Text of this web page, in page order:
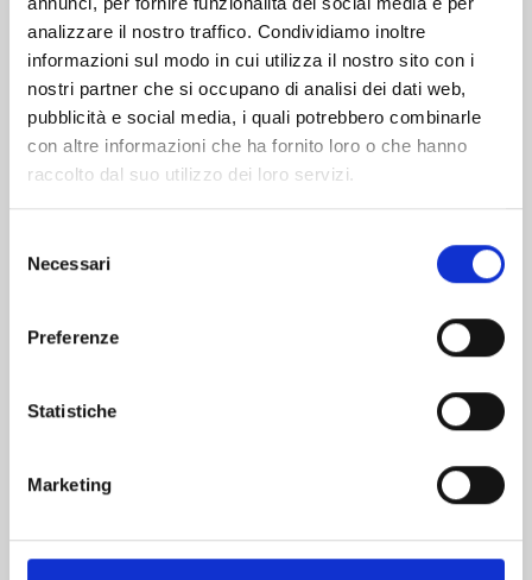
analizzare il nostro traffico. Condividiamo inoltre
informazioni sul modo in cui utilizza il nostro sito con i
nostri partner che si occupano di analisi dei dati web,
pubblicità e social media, i quali potrebbero combinarle
con altre informazioni che ha fornito loro o che hanno
raccolto dal suo utilizzo dei loro servizi.
delNecessari
Preferenze
Statistiche
Marketing
€ 5,90